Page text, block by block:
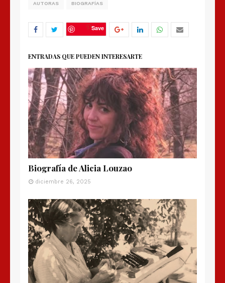
AUTORAS BIOGRAFÍAS
Save
ENTRADAS QUE PUEDEN INTERESARTE
Biografía de Alicia Louzao
diciembre 26, 2025